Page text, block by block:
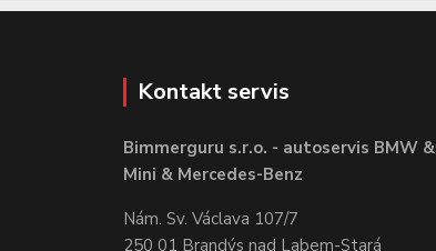
Kontakt servis
Bimmerguru s.r.o. - autoservis BMW &
Mini & Mercedes-Benz
Nám. Sv. Václava 107/7
250 01 Brandýs nad Labem-Stará